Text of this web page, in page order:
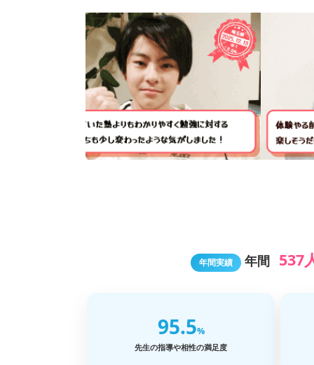
年間実績 年間 537
95.5%
先生の指導や相性の満足度